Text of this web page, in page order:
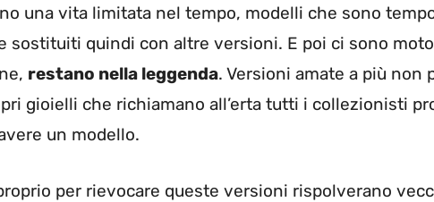
una vita limitata nel tempo, modelli che sono
sostituiti quindi con altre versioni. E poi ci sono
restano nella leggenda. Versioni amate a più non
gioielli che richiamano all’erta tutti i collezionisti
un modello.
per rievocare queste versioni rispolverano